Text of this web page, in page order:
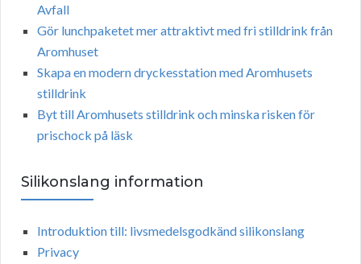
Avfall
Gör lunchpaketet mer attraktivt med fri stilldrink från
Aromhuset
Skapa en modern dryckesstation med Aromhusets
stilldrink
Byt till Aromhusets stilldrink och minska risken för
prischock på läsk
Silikonslang information
Introduktion till: livsmedelsgodkänd silikonslang
Privacy